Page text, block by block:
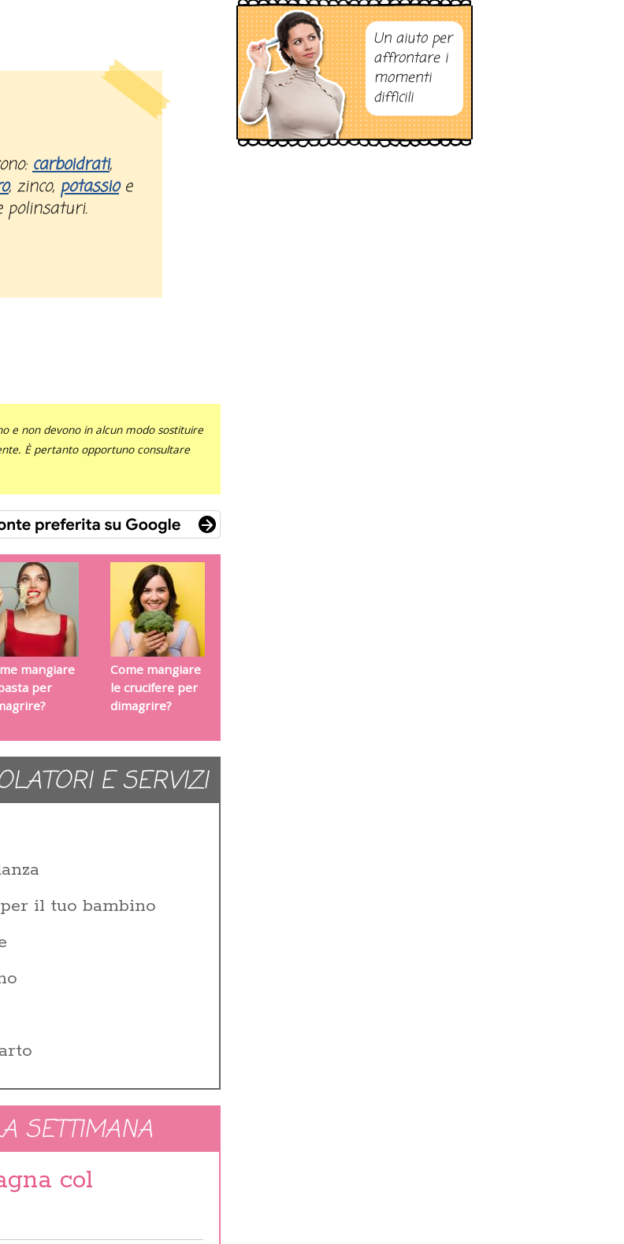
carboidrati,
, zinco, potassioe
polinsaturi.
e non devono in alcun modo sostituire
È pertanto opportuno consultare
mangiare
per
Come mangiare
le crucifere per
dimagrire?
E SERVIZI
il tuo bambino
SETTIMANA
col
Un aiuto per
affrontare i
momenti
difficili